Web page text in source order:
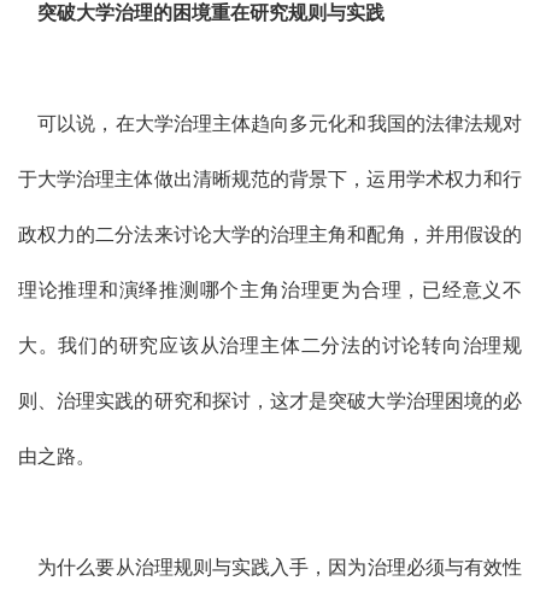
突破大学治理的困境重在研究规则与实践
可以说，在大学治理主体趋向多元化和我国的法律法规对
于大学治理主体做出清晰规范的背景下，运用学术权力和行
政权力的二分法来讨论大学的治理主角和配角，并用假设的
理论推理和演绎推测哪个主角治理更为合理，已经意义不
大。我们的研究应该从治理主体二分法的讨论转向治理规
则、治理实践的研究和探讨，这才是突破大学治理困境的必
由之路。
为什么要从治理规则与实践入手，因为治理必须与有效性